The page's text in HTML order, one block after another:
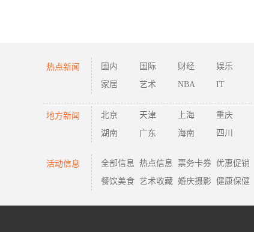
热点新闻 国内 国际 财经 娱乐
家居
艺术 NBA IT
地方新闻 北京 天津 上海 重庆
湖南
广东 海南 四川
活动信息 全部信息 热点信息 票务卡券 优惠促销
餐饮美食 艺术收藏 婚庆摄影 健康保健